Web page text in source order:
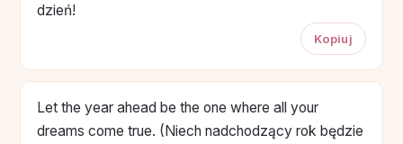
dzień!
Kopiuj
Let the year ahead be the one where all your
dreams come true. (Niech nadchodzący rok będzie